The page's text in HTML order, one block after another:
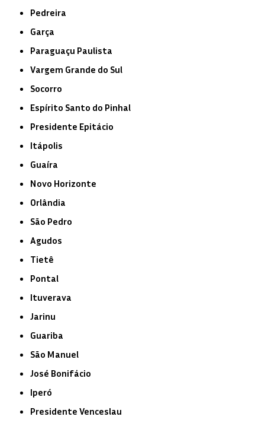
Pedreira
Garça
Paraguaçu Paulista
Vargem Grande do Sul
Socorro
Espírito Santo do Pinhal
Presidente Epitácio
Itápolis
Guaíra
Novo Horizonte
Orlândia
São Pedro
Agudos
Tietê
Pontal
Ituverava
Jarinu
Guariba
São Manuel
José Bonifácio
Iperó
Presidente Venceslau